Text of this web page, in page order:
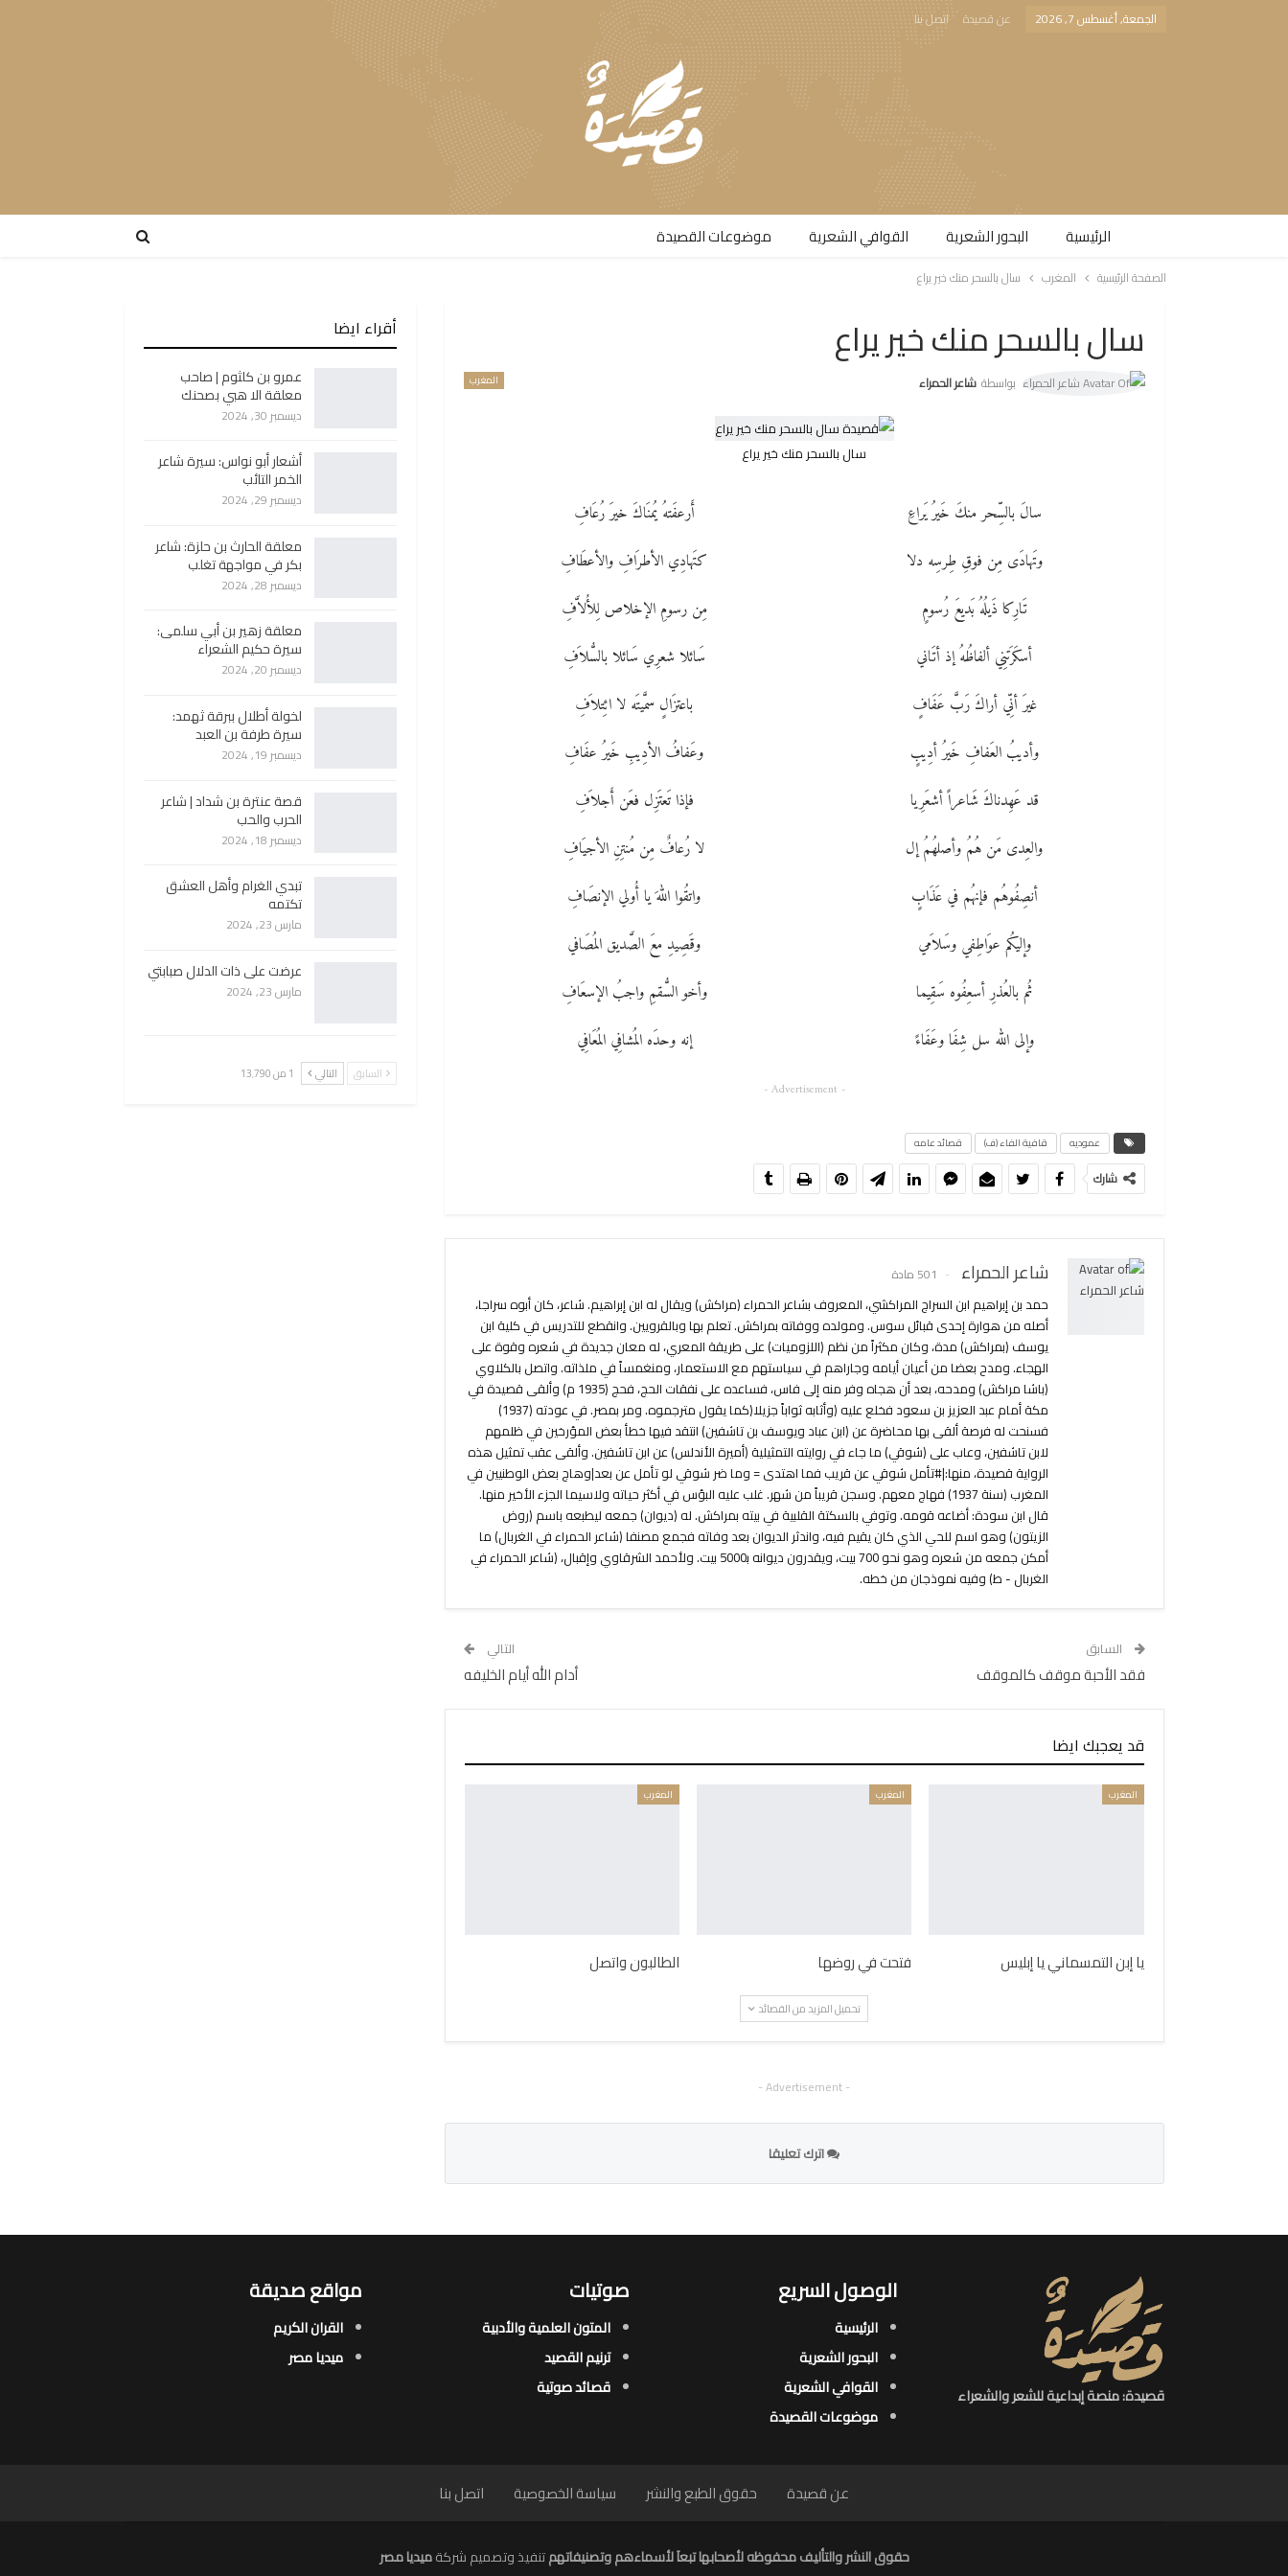
الجمعة, أغسطس 7, 2026 عن قصيدة اتصل بنا
الرئيسية البحور الشعرية​ القوافي الشعرية​ موضوعات القصيدة​
الصفحة الرئيسية المغرب سال بالسحر منك خير يراع
سال بالسحر منك خير يراع
المغرب بواسطة شاعر الحمراء
سال بالسحر منك خير يراع
سالَ بالسِّحر منكَ خَيرُ يَراعِ
أَرعفَتهُ يُمنَاكَ خيرَ رُعَافِ
وتَهادَى مِن فوقِ طِرسِه دلا
كتَهادِي الأطرَافِ والأعطَافِ
تَارِكا ذَيلُهُ بَديعَ رُسومٍ
مِن رسومِ الإخلاص لِلأُلاَّفِ
أسكَرَتنِي ألفاظُهُ إذ أتَاني
سَائلا شعرِي سَائلا بالسُّلاَفِ
غيرَ أنِّي أراكَ رَبَّ عَفَافٍ
باعتزَالٍ سمَّيتَه لا ائِتلاَفِ
وأديبُ العَفافِ خَيرُ أدِيبٍ
وعَفافُ الأدِيبِ خَيرُ عفَافِ
قد عَهِدناكَ شَاعراً أشعَرِيا
فإذا تَعتَزِل فعَن أَجلاَفِ
والعِدى مَن هُمُ وأصلهُمُ إل
لا رُعافٌ مِن مُنتِنِ الأجيَافِ
أنصِفُوهُم فإنهُم في عَذَابٍ
واتقُوا اللهَ يا أُولي الإنصَافِ
وإليكُم عوَاطِفي وسَلاَمي
وقَصِيدِ معَ الصَّديق المُصَافي
ثُم بالعُذرِ أسعِفُوه سَقِيما
وأخو السُّقمِ واجبُ الإسعَافِ
وإلى الله سل شِفَا وعَفَاءً
إنه وحدَه المُشافِي المُعَافِي
- Advertisement -
عموديه قافية الفاء (ف) قصائد عامه
شارك
شاعر الحمراء 501 مادة
حمد بن إبراهيم ابن السراج المراكشي، المعروف بشاعر الحمراء (مراكش) ويقال له ابن إبراهيم. شاعر، كان أبوه سراجا،
أصله من هوارة إحدى قبائل سوس. ومولده ووفاته بمراكش. تعلم بها وبالقرويين. وانقطع للتدريس في كلية ابن
يوسف (بمراكش) مدة، وكان مكثراً من نظم (اللزوميات) على طريقة المعري، له معان جديدة في شعره وقوة على
الهجاء. ومدح بعضا من أعيان أيامه وجاراهم في سياستهم مع الاستعمار، ومنغمساً في ملذاته. واتصل بالكلاوي
(باشا مراكش) ومدحه، بعد أن هجاه وفر منه إلى فاس، فساعده على نفقات الحج، فحج (1935 م) وألقى قصيدة في
مكة أمام عبد العزيز بن سعود فخلع عليه (وأثابه ثواباً جزيلا(كما يقول مترجموه. ومر بمصر. في عودته (1937)
فسنحت له فرصة ألقى بها محاضرة عن (ابن عباد ويوسف بن تاشفين) انتقد فيها خطأ بعض المؤرخين في ظلمهم
لابن تاشفين، وعاب على (شوقي) ما جاء في روايته التمثيلية (أميرة الأندلس) عن ابن تاشفين. وألقى عقب تمثيل هذه
الرواية قصيدة، منها:|#تأمل شوقي عن قريب فما اهتدى = وما ضر شوقي لو تأمل عن بعد|وهاج بعض الوطنيين في
المغرب (سنة 1937) فهاج معهم. وسجن قريباً من شهر. غلب عليه البؤس في أكثر حياته ولاسيما الجزء الأخير منها.
قال ابن سودة: أضاعه قومه. وتوفي بالسكتة القلبية في بيته بمراكش. له (ديوان) جمعه ليطبعه باسم (روض
الزيتون) وهو اسم للحي الذي كان يقيم فيه، واندثر الديوان بعد وفاته فجمع مصنفا (شاعر الحمراء في الغربال) ما
أمكن جمعه من شعره وهو نحو 700 بيت، ويقدرون ديوانه ب‍5000 بيت. ولأحمد الشرقاوي وإقبال، (شاعر الحمراء في
الغربال - ط) وفيه نموذجان من خطه.
السابق
فقد الأحبة موقف كالموقف
التالي
أدام الله أيام الخليفه
قد يعجبك ايضا
المغرب
يا إبن التمسماني يا إبليس
المغرب
فتحت في روضها
المغرب
الطالبون واتصل
تحميل المزيد من القصائد
- Advertisement -
اترك تعليقا
أقراء ايضا
عمرو بن كلثوم | صاحب
معلقة الا هبي بصحنك
ديسمبر 30, 2024
أشعار أبو نواس: سيرة شاعر
الخمر التائب
ديسمبر 29, 2024
معلقة الحارث بن حلزة: شاعر
بكر في مواجهة تغلب
ديسمبر 28, 2024
معلقة زهير بن أبي سلمى:
سيرة حكيم الشعراء
ديسمبر 20, 2024
لخولة أطلال ببرقة ثهمد:
سيرة طرفة بن العبد
ديسمبر 19, 2024
قصة عنترة بن شداد | شاعر
الحرب والحب
ديسمبر 18, 2024
تبدي الغرام وأهل العشق
تكتمه
مارس 23, 2024
عرضت على ذات الدلال صبابتي
مارس 23, 2024
السابق التالي 1 من 13٬790
قصيدة: منصة إبداعية للشعر والشعراء
الوصول السريع
الرئيسية
البحور الشعرية​
القوافي الشعرية​
موضوعات القصيدة​
صوتيات
المتون العلمية والأدبية
ترنيم القصيد
قصائد صوتية
مواقع صديقة
القران الكريم
ميديا مصر
عن قصيدة حقوق الطبع والنشر سياسة الخصوصية اتصل بنا
حقوق النشر والتأليف محفوظه لأصحابها تبعاَ لأسماءهم وتصنيفاتهمتنفيذ وتصميم شركةميديا مصر